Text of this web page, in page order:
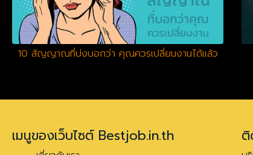
10 สัญญาณที่บ่งบอกว่า คุณควรเปลี่ยนงานได้แล้ว
เมนูของเว็บไซต์ Bestjob.in.th ติ